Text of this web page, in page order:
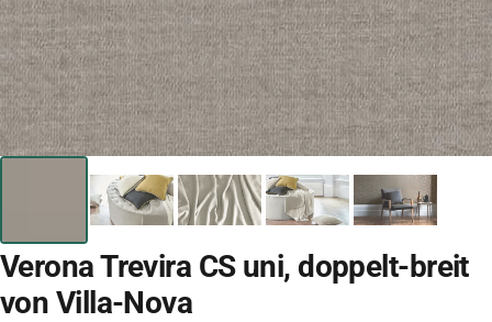
Verona Trevira CS uni, doppelt-breit
von Villa-Nova